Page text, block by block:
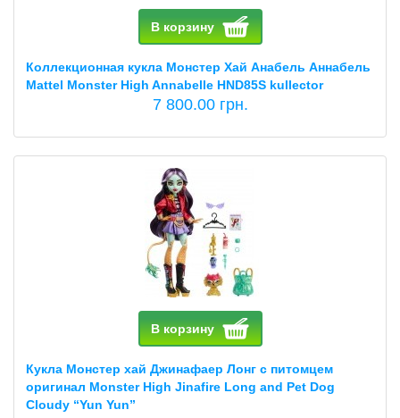
В корзину
Коллекционная кукла Монстер Хай Анабель Аннабель
Mattel Monster High Annabelle HND85S kullector
7 800.00 грн.
В корзину
Кукла Монстер хай Джинафаер Лонг с питомцем
оригинал Monster High Jinafire Long and Pet Dog
Cloudy “Yun Yun”